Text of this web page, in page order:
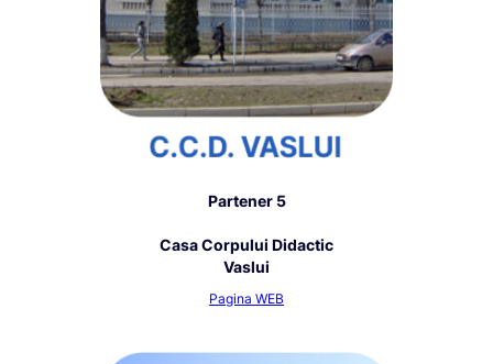
Partener 5
Casa Corpului Didactic
Vaslui
Pagina WEB